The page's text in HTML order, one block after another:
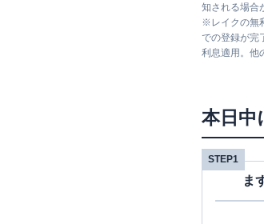
知される場合
※ レイクの無
での登録が完
利息適用。他
本日中
STEP1
ま